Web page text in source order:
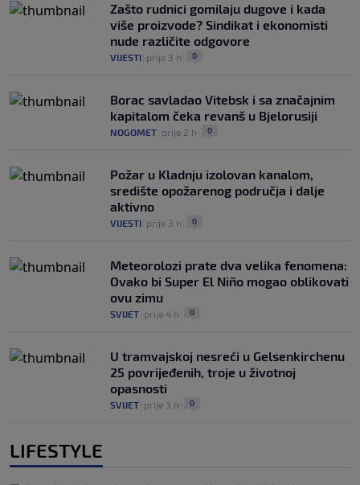
Zašto rudnici gomilaju dugove i kada
više proizvode? Sindikat i ekonomisti
nude različite odgovore
VIJESTI prije 3 h 0
Borac savladao Vitebsk i sa značajnim
kapitalom čeka revanš u Bjelorusiji
NOGOMET prije 2 h 0
Požar u Kladnju izolovan kanalom,
središte opožarenog područja i dalje
aktivno
VIJESTI prije 3 h 0
Meteorolozi prate dva velika fenomena:
Ovako bi Super El Niño mogao oblikovati
ovu zimu
SVIJET prije 4 h 0
U tramvajskoj nesreći u Gelsenkirchenu
25 povrijeđenih, troje u životnoj
opasnosti
SVIJET prije 3 h 0
LIFESTYLE